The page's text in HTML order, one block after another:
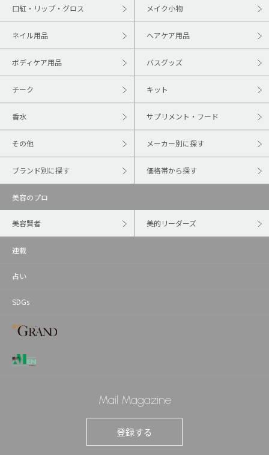
口紅・リップ・グロス メイク小物
ネイル用品 ヘアケア用品
ボディケア用品 バスグッズ
チーク キット
香水 サプリメント・フード
その他 メーカー別に探す
ブランド別に探す 価格帯から探す
美容のプロ
美容賢者 美的リーダーズ
連載
占い
SDGs
Mail Magazine
登録する